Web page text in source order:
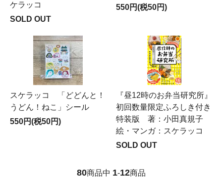
ケラッコ
SOLD OUT
550円(税50円)
スケラッコ 「どどんと！
うどん！ねこ」シール
550円(税50円)
『昼12時のお弁当研究所』
初回数量限定ふろしき付き
特装版 著：小田真規子
絵・マンガ：スケラッコ
SOLD OUT
80商品中 1-12商品